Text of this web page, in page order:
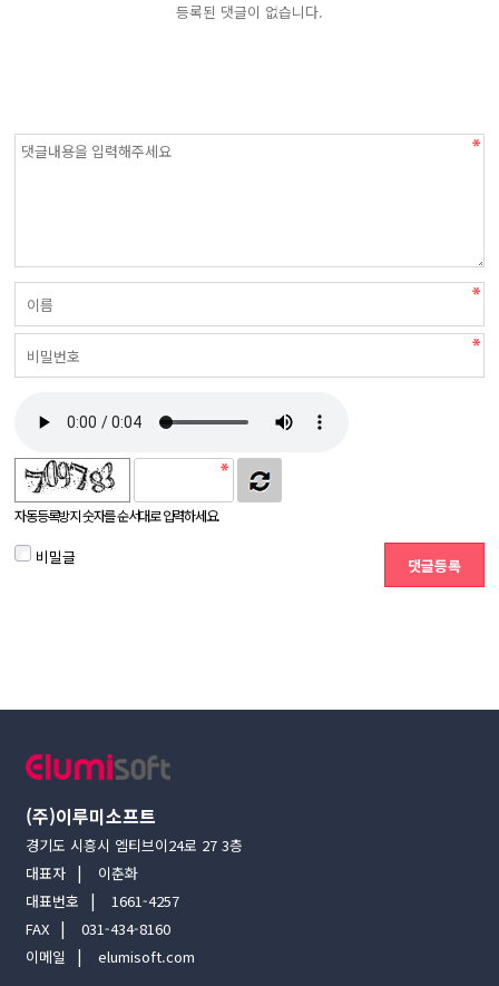
등록된 댓글이 없습니다.
자동등록방지 숫자를 순서대로 입력하세요.
비밀글
(주)이루미소프트
경기도 시흥시 엠티브이24로 27 3층
대표자
이춘화
대표번호
1661-4257
FAX
031-434-8160
이메일
elumisoft.com